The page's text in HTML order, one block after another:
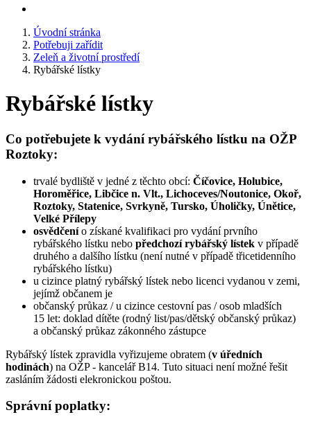
Úvodní stránka
Potřebuji zařídit
Zeleň a životní prostředí
Rybářské lístky
Rybářské lístky
Co potřebujete k vydání rybářského lístku na OŽP
Roztoky:
trvalé bydliště v jedné z těchto obcí: Číčovice, Holubice,
Horoměřice, Libčice n. Vlt., Lichoceves/Noutonice, Okoř,
Roztoky, Statenice, Svrkyně, Tursko, Úholičky, Únětice,
Velké Přílepy
osvědčenío získané kvalifikaci pro vydání prvního
rybářského lístku nebo předchozí rybářský lístek v případě
druhého a dalšího lístku (není nutné v případě třicetidenního
rybářského lístku)
u cizince platný rybářský lístek nebo licenci vydanou v zemi,
jejímž občanem je
občanský průkaz / u cizince cestovní pas / osob mladších
15 let: doklad dítěte (rodný list/pas/dětský občanský průkaz)
a občanský průkaz zákonného zástupce
Rybářský lístek zpravidla vyřizujeme obratem (v úředních
hodinách) na OŽP - kancelář B14. Tuto situaci není možné řešit
zasláním žádosti elekronickou poštou.
Správní poplatky: